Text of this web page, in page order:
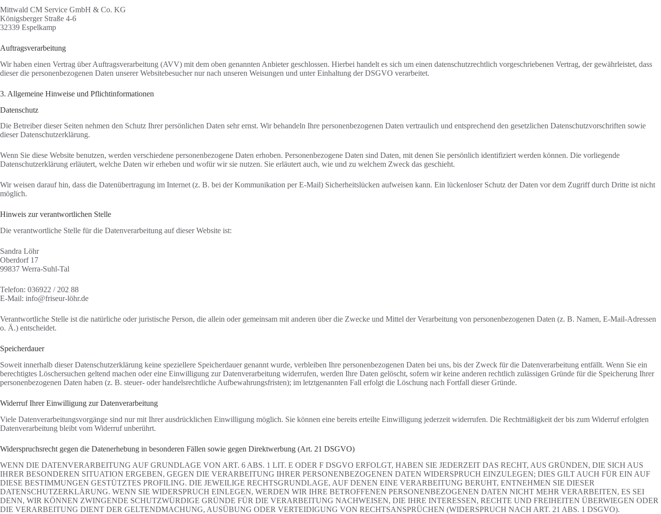
Mittwald CM Service GmbH & Co. KG
Königsberger Straße 4-6
32339 Espelkamp
Auftragsverarbeitung
Wir haben einen Vertrag über Auftragsverarbeitung (AVV) mit dem oben genannten Anbieter geschlossen. Hierbei handelt es sich um einen datenschutzrechtlich vorgeschriebenen Vertrag, der gewährleistet, dass
dieser die personenbezogenen Daten unserer Websitebesucher nur nach unseren Weisungen und unter Einhaltung der DSGVO verarbeitet.
3. Allgemeine Hinweise und Pflicht­informationen
Datenschutz
Die Betreiber dieser Seiten nehmen den Schutz Ihrer persönlichen Daten sehr ernst. Wir behandeln Ihre personenbezogenen Daten vertraulich und entsprechend den gesetzlichen Datenschutzvorschriften sowie
dieser Datenschutzerklärung.
Wenn Sie diese Website benutzen, werden verschiedene personenbezogene Daten erhoben. Personenbezogene Daten sind Daten, mit denen Sie persönlich identifiziert werden können. Die vorliegende
Datenschutzerklärung erläutert, welche Daten wir erheben und wofür wir sie nutzen. Sie erläutert auch, wie und zu welchem Zweck das geschieht.
Wir weisen darauf hin, dass die Datenübertragung im Internet (z. B. bei der Kommunikation per E-Mail) Sicherheitslücken aufweisen kann. Ein lückenloser Schutz der Daten vor dem Zugriff durch Dritte ist nicht
möglich.
Hinweis zur verantwortlichen Stelle
Die verantwortliche Stelle für die Datenverarbeitung auf dieser Website ist:
Sandra Löhr
Oberdorf 17
99837 Werra-Suhl-Tal
Telefon: 036922 / 202 88
E-Mail: info@friseur-löhr.de
Verantwortliche Stelle ist die natürliche oder juristische Person, die allein oder gemeinsam mit anderen über die Zwecke und Mittel der Verarbeitung von personenbezogenen Daten (z. B. Namen, E-Mail-Adressen
o. Ä.) entscheidet.
Speicherdauer
Soweit innerhalb dieser Datenschutzerklärung keine speziellere Speicherdauer genannt wurde, verbleiben Ihre personenbezogenen Daten bei uns, bis der Zweck für die Datenverarbeitung entfällt. Wenn Sie ein
berechtigtes Löschersuchen geltend machen oder eine Einwilligung zur Datenverarbeitung widerrufen, werden Ihre Daten gelöscht, sofern wir keine anderen rechtlich zulässigen Gründe für die Speicherung Ihrer
personenbezogenen Daten haben (z. B. steuer- oder handelsrechtliche Aufbewahrungsfristen); im letztgenannten Fall erfolgt die Löschung nach Fortfall dieser Gründe.
Widerruf Ihrer Einwilligung zur Datenverarbeitung
Viele Datenverarbeitungsvorgänge sind nur mit Ihrer ausdrücklichen Einwilligung möglich. Sie können eine bereits erteilte Einwilligung jederzeit widerrufen. Die Rechtmäßigkeit der bis zum Widerruf erfolgten
Datenverarbeitung bleibt vom Widerruf unberührt.
Widerspruchsrecht gegen die Datenerhebung in besonderen Fällen sowie gegen Direktwerbung (Art. 21 DSGVO)
WENN DIE DATENVERARBEITUNG AUF GRUNDLAGE VON ART. 6 ABS. 1 LIT. E ODER F DSGVO ERFOLGT, HABEN SIE JEDERZEIT DAS RECHT, AUS GRÜNDEN, DIE SICH AUS
IHRER BESONDEREN SITUATION ERGEBEN, GEGEN DIE VERARBEITUNG IHRER PERSONENBEZOGENEN DATEN WIDERSPRUCH EINZULEGEN; DIES GILT AUCH FÜR EIN AUF
DIESE BESTIMMUNGEN GESTÜTZTES PROFILING. DIE JEWEILIGE RECHTSGRUNDLAGE, AUF DENEN EINE VERARBEITUNG BERUHT, ENTNEHMEN SIE DIESER
DATENSCHUTZERKLÄRUNG. WENN SIE WIDERSPRUCH EINLEGEN, WERDEN WIR IHRE BETROFFENEN PERSONENBEZOGENEN DATEN NICHT MEHR VERARBEITEN, ES SEI
DENN, WIR KÖNNEN ZWINGENDE SCHUTZWÜRDIGE GRÜNDE FÜR DIE VERARBEITUNG NACHWEISEN, DIE IHRE INTERESSEN, RECHTE UND FREIHEITEN ÜBERWIEGEN ODER
DIE VERARBEITUNG DIENT DER GELTENDMACHUNG, AUSÜBUNG ODER VERTEIDIGUNG VON RECHTSANSPRÜCHEN (WIDERSPRUCH NACH ART. 21 ABS. 1 DSGVO).